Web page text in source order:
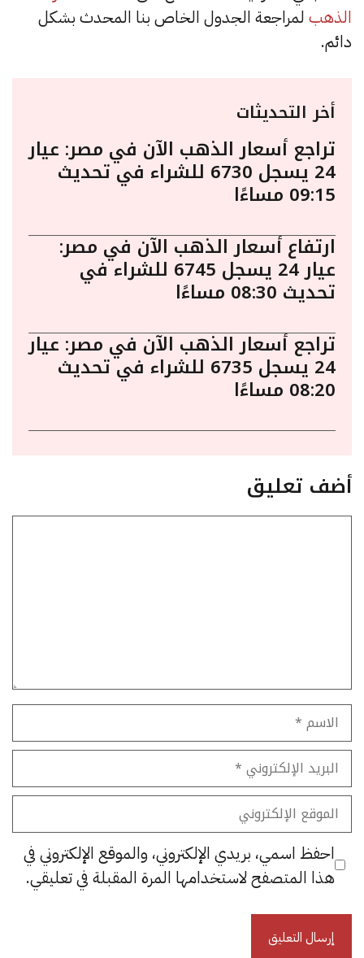
الذهب لمراجعة الجدول الخاص بنا المحدث بشكل
دائم.
أخر التحديثات
تراجع أسعار الذهب الآن في مصر: عيار
24 يسجل 6730 للشراء في تحديث
09:15 مساءًا
ارتفاع أسعار الذهب الآن في مصر:
عيار 24 يسجل 6745 للشراء في
تحديث 08:30 مساءًا
تراجع أسعار الذهب الآن في مصر: عيار
24 يسجل 6735 للشراء في تحديث
08:20 مساءًا
أضف تعليق
الاسم
البريد
الإلكتروني
الموقع
الإلكتروني
احفظ اسمي، بريدي الإلكتروني، والموقع الإلكتروني في
هذا المتصفح لاستخدامها المرة المقبلة في تعليقي.